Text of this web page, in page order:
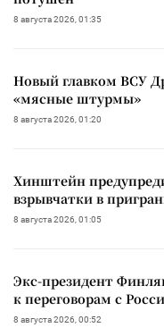
8 августа 2026, 01:35
Новый главком ВСУ
«мясные штурмы»
8 августа 2026, 01:20
Хинштейн
взрывчатки в
8 августа 2026, 01:05
Экс-президент
к переговорам с
8 августа 2026, 00:52